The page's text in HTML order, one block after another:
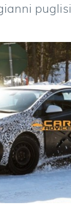
puglisi